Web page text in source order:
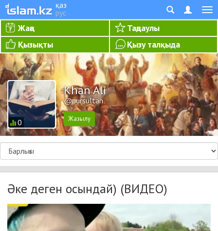
қаз
рус
Жаңа
Таңдаулы
Қызықты
Қызу талқыда
0
Khan Ali
@nursultan
Әке деген осындай) (ВИДЕО)